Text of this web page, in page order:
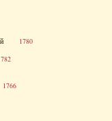
1780
1766